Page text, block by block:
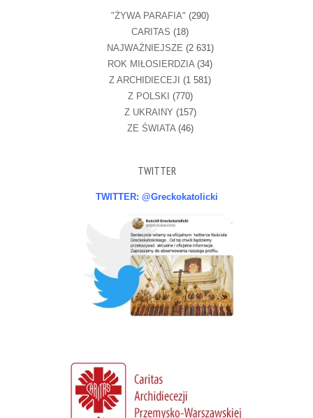
"ŻYWA PARAFIA" (290)
CARITAS (18)
NAJWAŻNIEJSZE (2 631)
ROK MIŁOSIERDZIA(34)
Z ARCHIDIECEJI (1 581)
Z POLSKI (770)
Z UKRAINY (157)
ZE ŚWIATA(46)
TWITTER
TWITTER: @Greckokatolicki